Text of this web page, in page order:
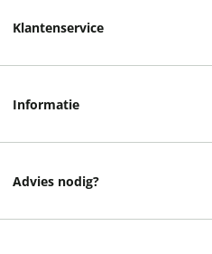
Klantenservice
Informatie
Advies nodig?